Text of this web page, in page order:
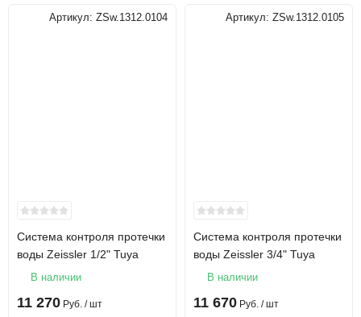
Артикул: ZSw.1312.0104
Система контроля протечки
воды Zeissler 1/2" Tuya
В наличии
11 270 Руб. / шт
Артикул: ZSw.1312.0105
Система контроля протечки
воды Zeissler 3/4" Tuya
В наличии
11 670 Руб. / шт